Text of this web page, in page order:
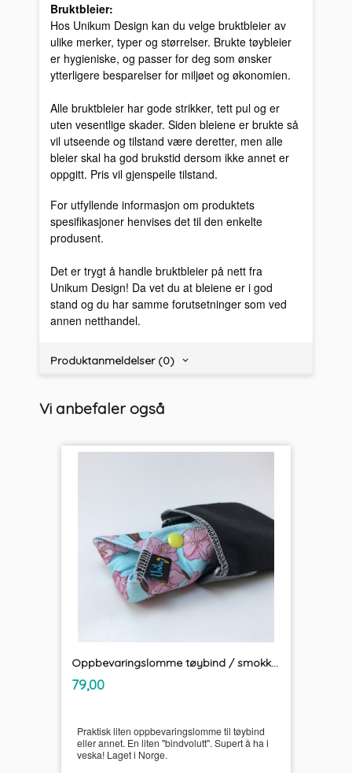
Bruktbleier:
Hos Unikum Design kan du velge bruktbleier av
ulike merker, typer og størrelser. Brukte tøybleier
er hygieniske, og passer for deg som ønsker
ytterligere besparelser for miljøet og økonomien.
Alle bruktbleier har gode strikker, tett pul og er
uten vesentlige skader. Siden bleiene er brukte så
vil utseende og tilstand være deretter, men alle
bleier skal ha god brukstid dersom ikke annet er
oppgitt. Pris vil gjenspeile tilstand.
For utfyllende informasjon om produktets
spesifikasjoner henvises det til den enkelte
produsent.
Det er trygt å handle bruktbleier på nett fra
Unikum Design! Da vet du at bleiene er i god
stand og du har samme forutsetninger som ved
annen netthandel.
Produktanmeldelser (0)
Vi anbefaler også
Oppbevaringslomme tøybind / smokk "Bindvolutt" Unikum
Pris
79,00inkl.
mva.
Praktisk liten oppbevaringslomme til tøybind
eller annet. En liten "bindvolutt". Supert å ha i
veska! Laget i Norge.